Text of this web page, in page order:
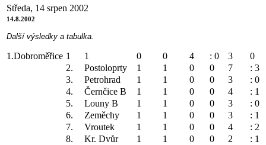
Středa, 14 srpen 2002
14.8.2002
Další výsledky a tabulka.
1.Dobroměřice 1 1 0 0 4 : 0 3
0
2.
Postoloprty 1 1 0 0 7
: 3
3.
Petrohrad 1 1 0 0 3
: 0
4.
Černčice B 1 1 0 0 4
: 1
5.
Louny B 1 1 0 0 3
: 0
6.
Zeměchy 1 1 0 0 3
: 1
7.
Vroutek 1 1 0 0 4
: 2
8.
Kr. Dvůr 1 1 0 0 2
: 1